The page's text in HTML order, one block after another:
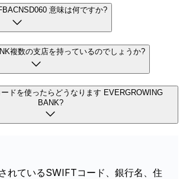
意味は何ですか?
複数の支店を持っているのでしょうか?
ドを使ったらどうなります EVERGROWING
BANK?
れているSWIFTコード、銀行名、住